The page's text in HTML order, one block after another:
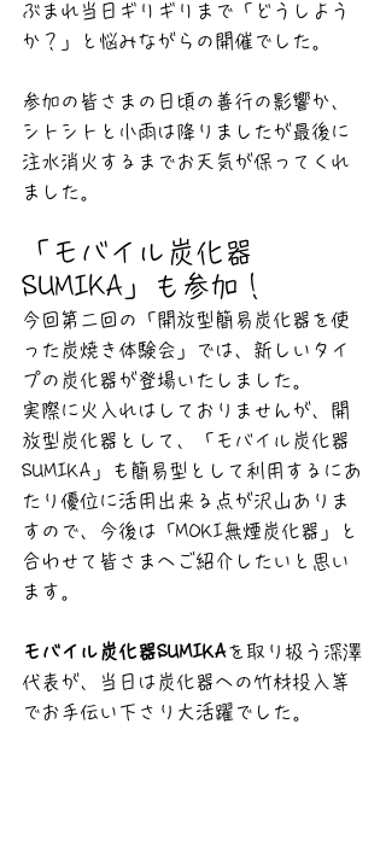
ぶまれ当日ギリギリまで「どうしよう
か？」と悩みながらの開催でした。
参加の皆さまの日頃の善行の影響か、
シトシトと小雨は降りましたが最後に
注水消火するまでお天気が保ってくれ
ました。
「モバイル炭化器
SUMIKA」も参加！
今回第二回の
「開放型簡易炭化器を使
った炭焼き体験会」では、新しいタイ
プの炭化器が登場いたしました。
実際に火入れはしておりませんが、開
放型炭化器として、「モバイル炭化器
SUMIKA」も簡易型として利用するにあ
たり優位に活用出来る点が沢山ありま
すので、今後は「MOKI無煙炭化器」と
合わせて皆さまへご紹介したいと思い
ます。
モバイル炭化器SUMIKAを取り扱う深澤
代表が、当日は炭化器への竹材投入等
でお手伝い下さり大活躍でした。